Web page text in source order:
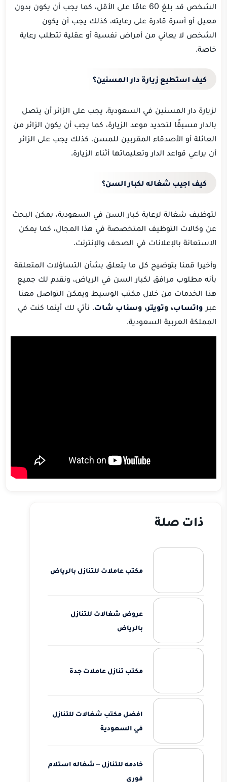
الشخص قد بلغ 60 عامًا على الأقل، كما يجب أن يكون بدون
معيل أو أسرة قادرة على رعايته، كذلك يجب أن يكون
الشخص لا يعاني من أمراض نفسية أو عقلية تتطلب رعاية
خاصة.
كيف استطيع زيارة دار المسنين؟
لزيارة دار المسنين في السعودية، يجب على الزائر أن يتصل
بالدار مسبقًا لتحديد موعد الزيارة، كما يجب أن يكون الزائر من
العائلة أو الأصدقاء المقربين للمسن، كذلك يجب على الزائر
أن يراعي قواعد الدار وتعليماتها أثناء الزيارة.
كيف اجيب شغاله لكبار السن؟
لتوظيف شغالة لرعاية كبار السن في السعودية، يمكن البحث
عن وكالات التوظيف المتخصصة في هذا المجال، كما يمكن
الاستعانة بالإعلانات في الصحف والإنترنت.
وأخيرا قمنا بتوضيح كل ما يتعلق بشأن التساؤلات المتعلقة
بأنه مطلوب مرافق لكبار السن في الرياض، ونقدم لك جميع
هذا الخدمات من خلال مكتب الوسيط ويمكن التواصل معنا
عبر واتساب، وتويتر، وسناب شات، نأتي لك أينما كنت في
المملكة العربية السعودية.
ذات صلة
مكتب عاملات للتنازل بالرياض
عروض شغالات للتنازل
بالرياض
مكتب تنازل عاملات جدة
افضل مكتب شغالات للتنازل
في السعودية
خادمه للتنازل – شغاله استلام
فوري